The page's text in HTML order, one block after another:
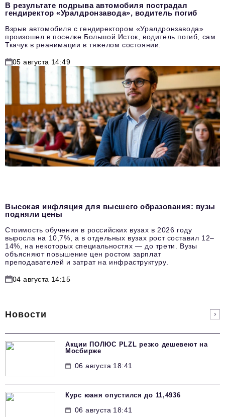
В результате подрыва автомобиля пострадал
гендиректор «Уралдронзавода», водитель погиб
Взрыв автомобиля с гендиректором «Уралдронзавода»
произошел в поселке Большой Исток, водитель погиб, сам
Ткачук в реанимации в тяжелом состоянии.
05 августа 14:49
Высокая инфляция для высшего образования: вузы
подняли цены
Стоимость обучения в российских вузах в 2026 году
выросла на 10,7%, а в отдельных вузах рост составил 12–
14%, на некоторых специальностях — до трети. Вузы
объясняют повышение цен ростом зарплат
преподавателей и затрат на инфраструктуру.
04 августа 14:15
Новости
Акции ПОЛЮС PLZL резко дешевеют на
Мосбирже
06 августа 18:41
Курс юаня опустился до 11,4936
06 августа 18:41